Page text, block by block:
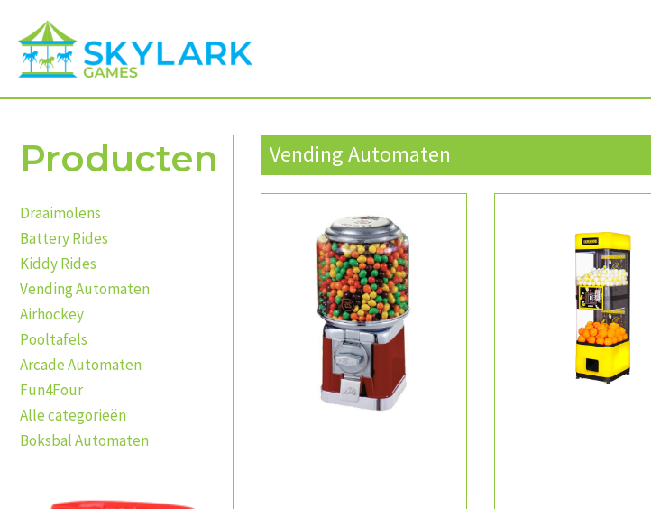
naar
Producten
Draaimolens
Battery Rides
Kiddy Rides
Vending Automaten
Airhockey
Pooltafels
Arcade Automaten
Fun4Four
Alle categorieën
Boksbal Automaten
Vending Automaten
MEER INFORMATIE MEER INFORMATIE